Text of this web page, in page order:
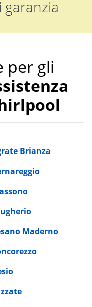
garanzia
per gli
Brianza
Maderno